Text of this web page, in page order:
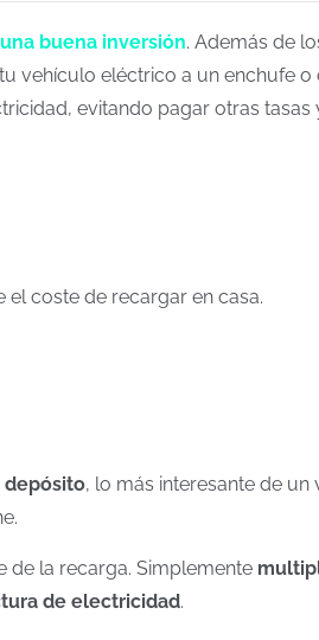
buena inversión. Además de
vehículo eléctrico a un enchufe
evitando pagar otras tasas
coste de recargar en casa.
depósito, lo más interesante de
de la recarga. Simplemente
de electricidad.